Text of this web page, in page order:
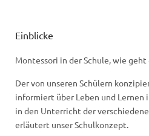
Einblicke
Montessori in der Schule, wie geht
Der von unseren Schülern
informiert über Leben und Lernen
in den Unterricht der
erläutert unser Schulkonzept.